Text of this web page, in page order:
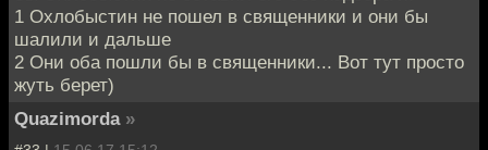
1 Охлобыстин не пошел в священники и они бы
шалили и дальше
2 Они оба пошли бы в священники... Вот тут просто
жуть берет)
Quazimorda »